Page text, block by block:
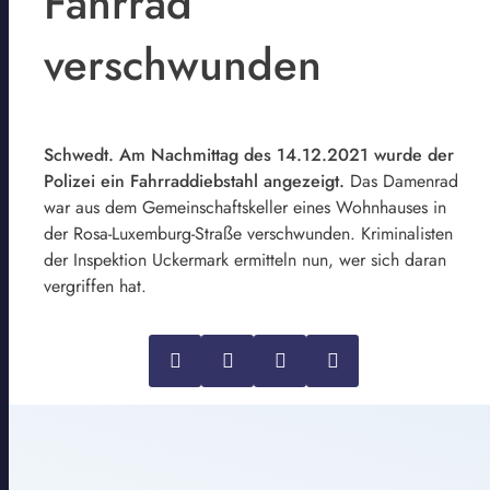
verschwunden
Schwedt. Am Nachmittag des 14.12.2021 wurde der
Polizei ein Fahrraddiebstahl angezeigt. Das Damenrad
war aus dem Gemeinschaftskeller eines Wohnhauses in
der Rosa-Luxemburg-Straße verschwunden. Kriminalisten
der Inspektion Uckermark ermitteln nun, wer sich daran
vergriffen hat.